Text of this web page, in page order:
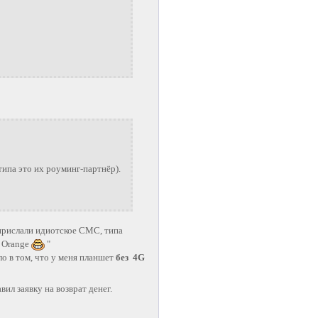
это их роуминг-партнёр).
идиотское СМС, типа
Orange
"
в том, что у меня планшет без 4G
заявку на возврат денег.